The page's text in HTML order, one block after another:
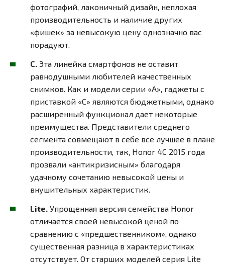
фотографий, лаконичный дизайн, неплохая
производительность и наличие других
«фишек» за невысокую цену однозначно вас
порадуют.
C. Эта линейка смартфонов не оставит
равнодушными любителей качественных
снимков. Как и модели серии «А», гаджеты с
приставкой «С» являются бюджетными, однако
расширенный функционал дает некоторые
преимущества. Представители среднего
сегмента совмещают в себе все лучшее в плане
производительности, так, Honor 4C 2015 года
прозвали «антикризисным» благодаря
удачному сочетанию невысокой цены и
внушительных характеристик.
Lite. Упрощенная версия семейства Honor
отличается своей невысокой ценой по
сравнению с «предшественником», однако
существенная разница в характеристиках
отсутствует. От старших моделей серия Lite